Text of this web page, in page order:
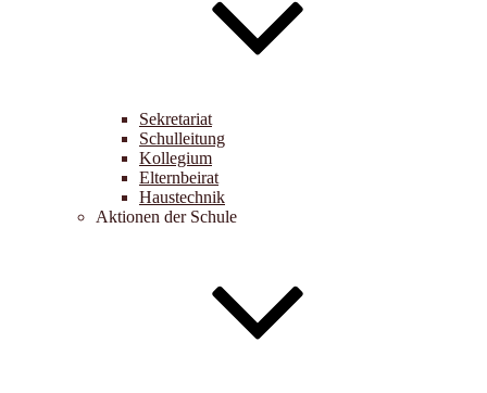
Sekretariat
Schulleitung
Kollegium
Elternbeirat
Haustechnik
Aktionen der Schule